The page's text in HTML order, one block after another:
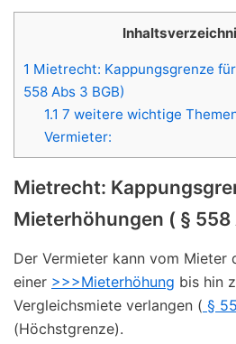
1 Mietrecht: Kappungsgrenze
558 Abs 3 BGB)
1.1 7 weitere wichtige
Vermieter:
Mietrecht:
Mieterhöhungen ( § 558
Der Vermieter kann vom Mieter
einer >>>Mieterhöhung bis hin
Vergleichsmiete verlangen ( §
(Höchstgrenze).